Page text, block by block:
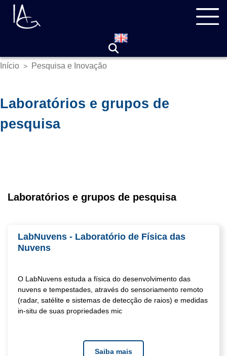
Pular
para
Trilha
Início > Pesquisa e Inovação
Laboratórios e grupos de
pesquisa
Laboratórios e grupos de pesquisa
LabNuvens - Laboratório de Física das
Nuvens
O LabNuvens estuda a física do desenvolvimento das
nuvens e tempestades, através do sensoriamento remoto
(radar, satélite e sistemas de detecção de raios) e medidas
in-situ de suas propriedades mic
Saiba mais